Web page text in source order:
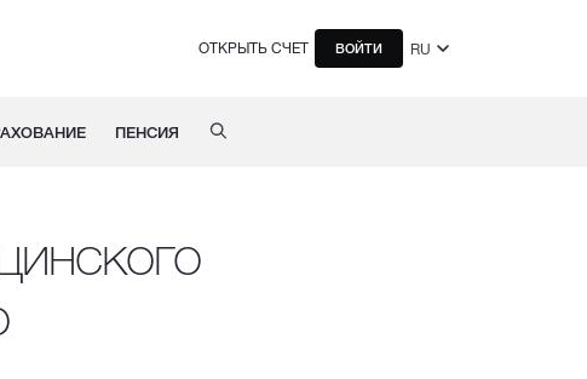
ОТКРЫТЬ СЧЕТ ВОЙТИ RU
ПЕНСИЯ